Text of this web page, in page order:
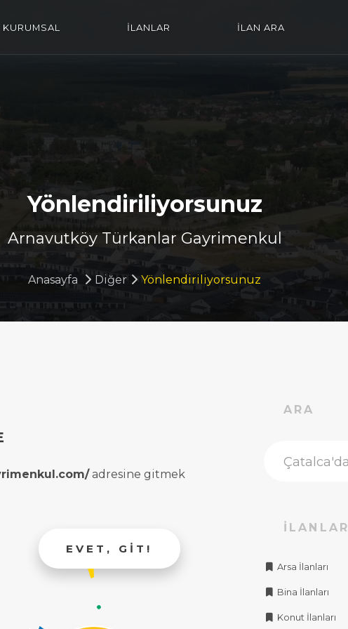
KURUMSAL İLANLAR İLAN ARA
Yönlendiriliyorsunuz
Arnavutköy Türkanlar Gayrimenkul
Anasayfa Diğer Yönlendiriliyorsunuz
adresine gitmek
EVET, GIT!
ARA
İLANLAR
Arsa İlanları
Bina İlanları
Konut İlanları